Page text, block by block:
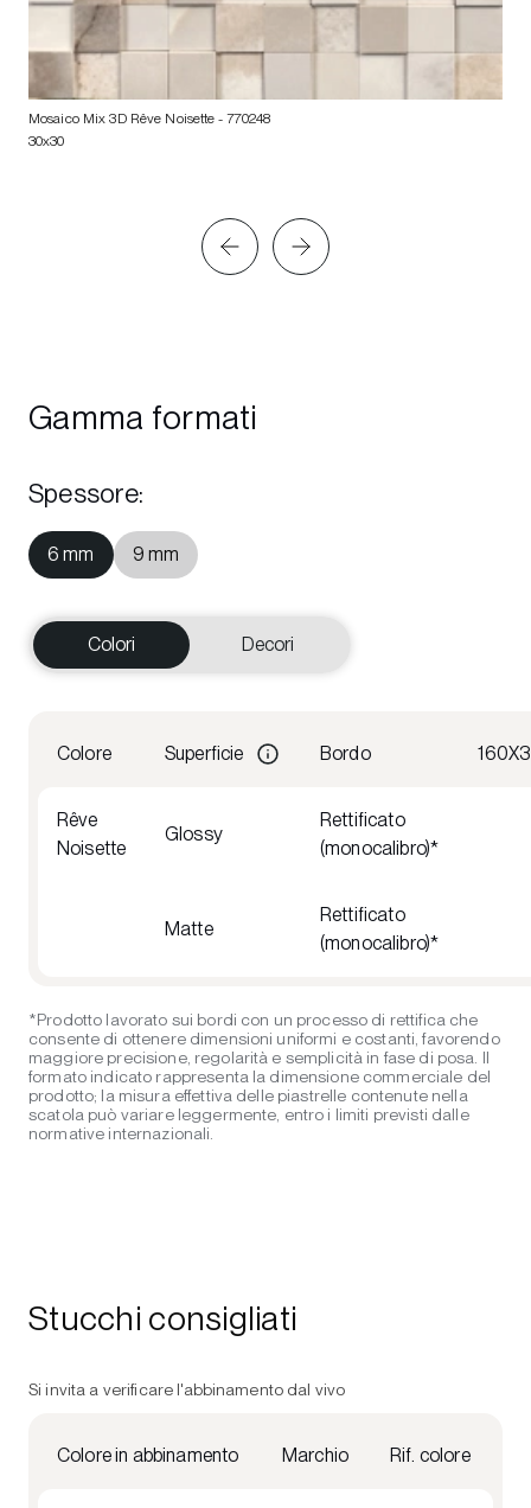
Mosaico Mix 3D Rêve Noisette - 770248
30x30
Gamma formati
Spessore:
6 mm 9 mm
Colori Decori
Colore Superficie Bordo
Rêve
Noisette
Glossy
Rettificato
(monocalibro)*
Matte
Rettificato
(monocalibro)*
*Prodotto lavorato sui bordi con un processo di rettifica che
consente di ottenere dimensioni uniformi e costanti, favorendo
maggiore precisione, regolarità e semplicità in fase di posa. Il
formato indicato rappresenta la dimensione commerciale del
prodotto; la misura effettiva delle piastrelle contenute nella
scatola può variare leggermente, entro i limiti previsti dalle
normative internazionali.
Stucchi consigliati
Si invita a verificare l'abbinamento dal vivo
Colore in abbinamento Marchio Rif. colore